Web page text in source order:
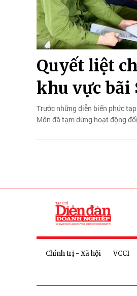
Quyết liệt
khu vực bãi
Trước những diễn biến phức
Môn đã tạm dừng hoạt động
Chính trị - Xã hội VCCI